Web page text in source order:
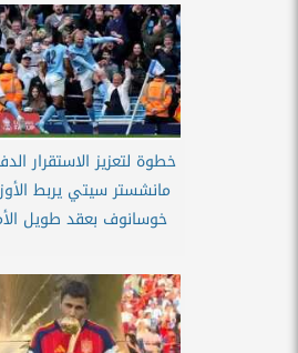
خطوة لتعزيز الاستقرار
مانشستر سيتي يربط
خوسانوف بعقد طويل